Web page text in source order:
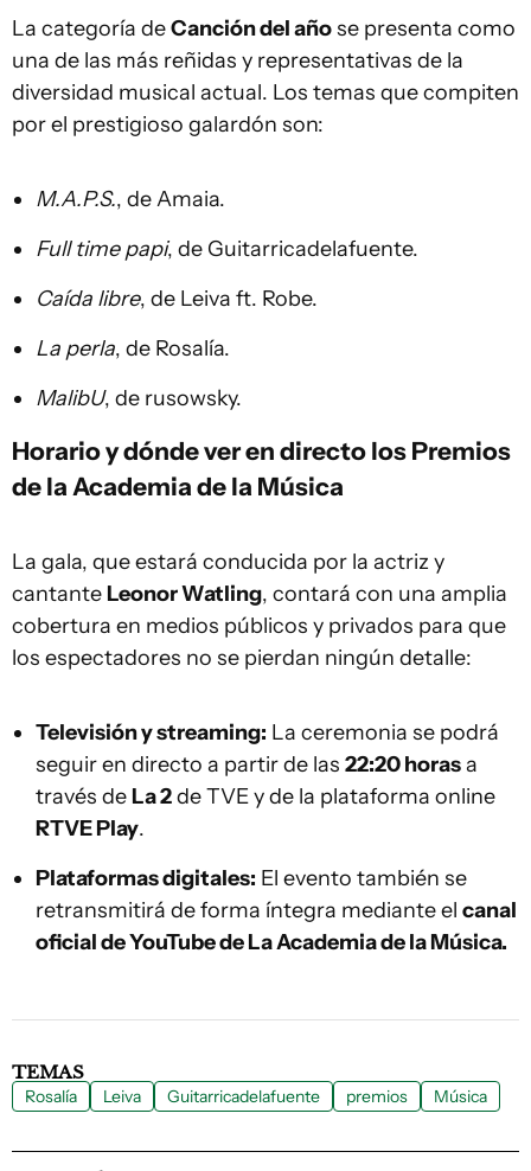
La categoría deCanción del añose presenta como
una de las más reñidas y representativas de la
diversidad musical actual. Los temas que compiten
por el prestigioso galardón son:
M.A.P.S., de Amaia.
Full time papi, de Guitarricadelafuente.
Caída libre, de Leiva ft. Robe.
La perla, de Rosalía.
MalibU, de rusowsky.
Horario y dónde ver en directo los Premios
de la Academia de la Música
La gala, que estará conducida por la actriz y
cantante Leonor Watling, contará con una amplia
cobertura en medios públicos y privados para que
los espectadores no se pierdan ningún detalle:
Televisión y streaming: La ceremonia se podrá
seguir en directo a partir de las 22:20 horasa
través de La 2de TVE y de la plataforma online
RTVE Play.
Plataformas digitales: El evento también se
retransmitirá de forma íntegra mediante el canal
oficial de YouTube de La Academia de la Música.
TEMAS
Rosalía Leiva Guitarricadelafuente premios Música